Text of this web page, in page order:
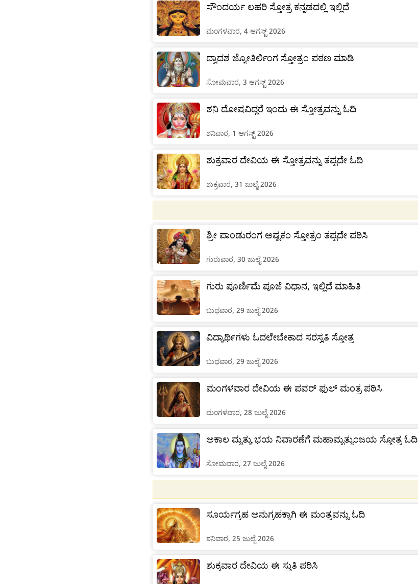
ಸೌಂದರ್ಯ ಲಹರಿ ಸ್ತೋತ್ರ ಕನ್ನಡದಲ್ಲಿ ಇಲ್ಲಿದೆ
ಮಂಗಳವಾರ, 4 ಆಗಸ್ಟ್ 2026
ದ್ವಾದಶ ಜ್ಯೋತಿರ್ಲಿಂಗ ಸ್ತೋತ್ರಂ ಪಠಣ ಮಾಡಿ
ಸೋಮವಾರ, 3 ಆಗಸ್ಟ್ 2026
ಶನಿ ದೋಷವಿದ್ದರೆ ಇಂದು ಈ ಸ್ತೋತ್ರವನ್ನು ಓದಿ
ಶನಿವಾರ, 1 ಆಗಸ್ಟ್ 2026
ಶುಕ್ರವಾರ ದೇವಿಯ ಈ ಸ್ತೋತ್ರವನ್ನು ತಪ್ಪದೇ ಓದಿ
ಶುಕ್ರವಾರ, 31 ಜುಲೈ 2026
ಶ್ರೀ ಪಾಂಡುರಂಗ ಅಷ್ಟಕಂ ಸ್ತೋತ್ರಂ ತಪ್ಪದೇ ಪಠಿಸಿ
ಗುರುವಾರ, 30 ಜುಲೈ 2026
ಗುರು ಪೂರ್ಣಿಮೆ ಪೂಜೆ ವಿಧಾನ, ಇಲ್ಲಿದೆ ಮಾಹಿತಿ
ಬುಧವಾರ, 29 ಜುಲೈ 2026
ವಿದ್ಯಾರ್ಥಿಗಳು ಓದಲೇಬೇಕಾದ ಸರಸ್ವತಿ ಸ್ತೋತ್ರ
ಬುಧವಾರ, 29 ಜುಲೈ 2026
ಮಂಗಳವಾರ ದೇವಿಯ ಈ ಪವರ್ ಫುಲ್ ಮಂತ್ರ ಪಠಿಸಿ
ಮಂಗಳವಾರ, 28 ಜುಲೈ 2026
ಅಕಾಲ ಮೃತ್ಯು ಭಯ ನಿವಾರಣೆಗೆ ಮಹಾಮೃತ್ಯುಂಜಯ ಸ್ತೋತ್ರ ಓದಿ
ಸೋಮವಾರ, 27 ಜುಲೈ 2026
ಸೂರ್ಯಗ್ರಹ ಅನುಗ್ರಹಕ್ಕಾಗಿ ಈ ಮಂತ್ರವನ್ನು ಓದಿ
ಶನಿವಾರ, 25 ಜುಲೈ 2026
ಶುಕ್ರವಾರ ದೇವಿಯ ಈ ಸ್ತುತಿ ಪಠಿಸಿ